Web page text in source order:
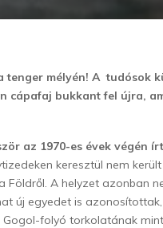
mélyén! A tudósok
cápafaj bukkant fel újra,
az 1970-es évek végén
keresztül nem
A helyzet azonban
új egyedet is
folyó torkolatának